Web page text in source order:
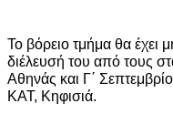
Το βόρειο τμήμα θα έχει
διέλευσή του από τους
Αθηνάς και Γ΄
ΚΑΤ, Κηφισιά.